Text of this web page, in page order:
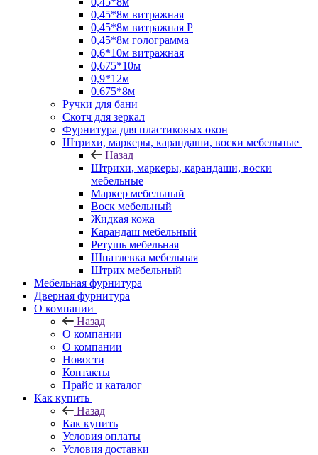
0,45*8м витражная
0,45*8м витражная Р
0,45*8м голограмма
0,6*10м витражная
0,675*10м
0,9*12м
0.675*8м
Ручки для бани
Скотч для зеркал
Фурнитура для пластиковых окон
Штрихи, маркеры, карандаши, воски мебельные
Назад
Штрихи, маркеры, карандаши, воски
мебельные
Маркер мебельный
Воск мебельный
Жидкая кожа
Карандаш мебельный
Ретушь мебельная
Шпатлевка мебельная
Штрих мебельный
Мебельная фурнитура
Дверная фурнитура
О компании
Назад
О компании
О компании
Новости
Контакты
Прайс и каталог
Как купить
Назад
Как купить
Условия оплаты
Условия доставки